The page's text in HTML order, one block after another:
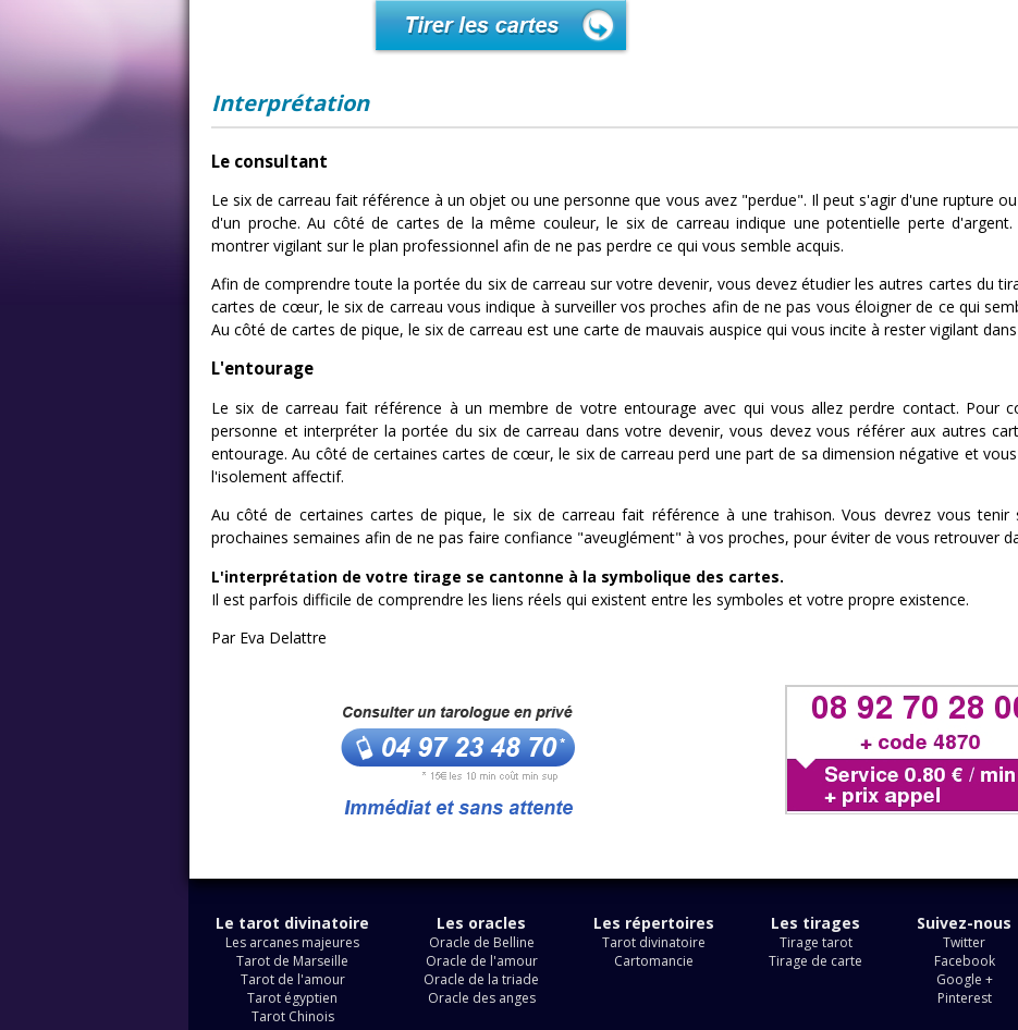
Interprétation
Le consultant
Le six de carreau fait référence à un objet ou une personne que vous avez "perdue". Il peut s'agir d'une rupture
d'un proche. Au côté de cartes de la même couleur, le six de carreau indique une potentielle perte d'argent.
montrer vigilant sur le plan professionnel afin de ne pas perdre ce qui vous semble acquis.
Afin de comprendre toute la portée du six de carreau sur votre devenir, vous devez étudier les autres cartes du
cartes de cœur, le six de carreau vous indique à surveiller vos proches afin de ne pas vous éloigner de ce qui
Au côté de cartes de pique, le six de carreau est une carte de mauvais auspice qui vous incite à rester vigilant
L'entourage
Le six de carreau fait référence à un membre de votre entourage avec qui vous allez perdre contact. Pour
personne et interpréter la portée du six de carreau dans votre devenir, vous devez vous référer aux autres
entourage. Au côté de certaines cartes de cœur, le six de carreau perd une part de sa dimension négative et
l'isolement affectif.
Au côté de certaines cartes de pique, le six de carreau fait référence à une trahison. Vous devrez vous tenir
prochaines semaines afin de ne pas faire confiance "aveuglément" à vos proches, pour éviter de vous retrouver
L'interprétation de votre tirage se cantonne à la symbolique des cartes.
Il est parfois difficile de comprendre les liens réels qui existent entre les symboles et votre propre existence.
Par Eva Delattre
Le tarot divinatoire
Les arcanes majeures
Tarot de Marseille
Tarot de l'amour
Tarot égyptien
Tarot Chinois
Les oracles
Oracle de Belline
Oracle de l'amour
Oracle de la triade
Oracle des anges
Les répertoires
Tarot divinatoire
Cartomancie
Les tirages
Tirage tarot
Tirage de carte
Suivez-nous
Twitter
Facebook
Google +
Pinterest